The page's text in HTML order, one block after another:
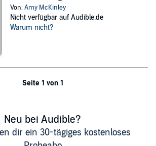
Von:Amy McKinley
Nicht verfügbar auf Audible.de
Warum nicht?
Seite 1 von 1
Neu bei Audible?
dir ein 30-tägiges kostenloses